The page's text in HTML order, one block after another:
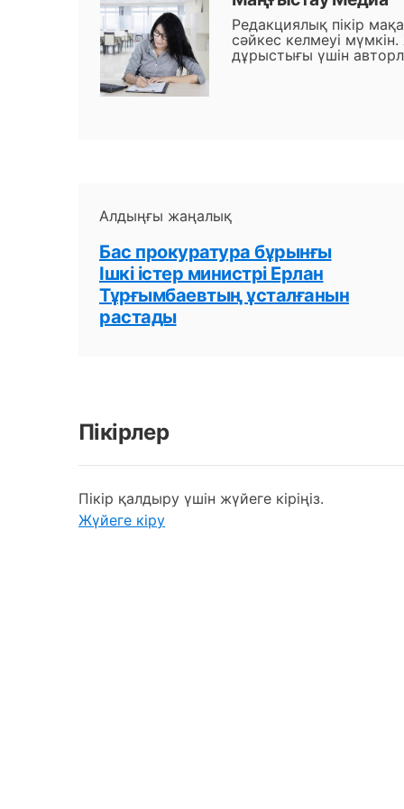
Редакциялық пікір
сәйкес келмеуі
дұрыстығы үшін
Алдыңғы жаңалық
Бас прокуратура бұрынғы
Ішкі істер министрі Ерлан
Тұрғымбаевтың ұсталғанын
растады
Пікірлер
Пікір қалдыру үшін жүйеге кіріңіз.
Жүйеге кіру